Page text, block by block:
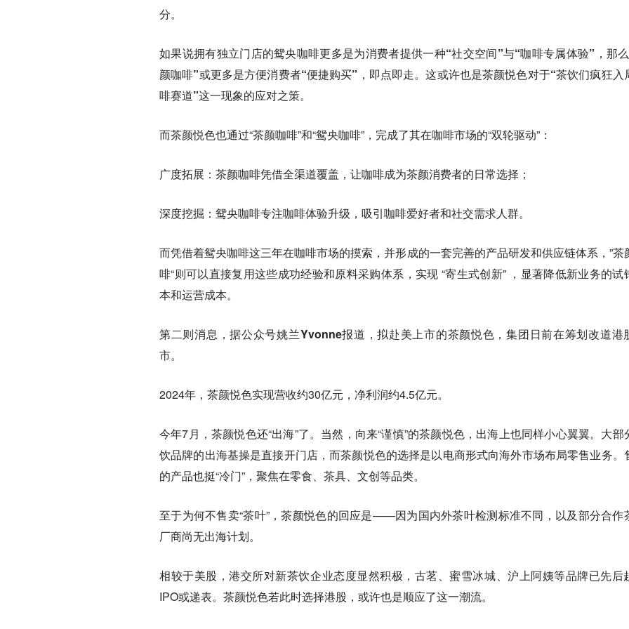
分。
如果说拥有独立门店的鸳央咖啡更多是为消费者提供一种“社交空间”与“咖啡专属体验”，那
颜咖啡”或更多是方便消费者“便捷购买”，即点即走。这或许也是茶颜悦色对于“茶饮们疯狂入
啡赛道”这一现象的应对之策。
而茶颜悦色也通过“茶颜咖啡”和“鸳央咖啡”，完成了其在咖啡市场的“双轮驱动”：
广度拓展： 茶颜咖啡凭借全渠道覆盖，让咖啡成为茶颜消费者的日常选择；
深度挖掘： 鸳央咖啡专注咖啡体验升级，吸引咖啡爱好者和社交需求人群。
而凭借着鸳央咖啡这三年在咖啡市场的摸索，并形成的一套完善的产品研发和供应链体系，”茶
啡“则可以直接复用这些成功经验和原料采购体系，实现 “寄生式创新” ，显著降低新业务的试
本和运营成本。
第二则消息，据公众号姚兰Yvonne报道，拟赴美上市的茶颜悦色，集团日前在筹划改道港
市。
2024年，茶颜悦色实现营收约30亿元，净利润约4.5亿元。
今年7月，茶颜悦色还“出海”了。当然，向来“谨慎”的茶颜悦色，出海上也同样小心翼翼。大部
饮品牌的出海基操是直接开门店，而茶颜悦色的选择是以电商形式向海外市场布局零售业务。
的产品也挺“冷门”，聚焦在零食、茶具、文创等品类。
至于为何不售卖“茶叶”，茶颜悦色的回应是——因为国内外茶叶检测标准不同，以及部分合作
厂商尚无出海计划。
相较于美股，港交所对新茶饮企业态度显然积极，古茗、蜜雪冰城、沪上阿姨等品牌已先后
IPO或递表。茶颜悦色若此时选择港股，或许也是顺应了这一潮流。